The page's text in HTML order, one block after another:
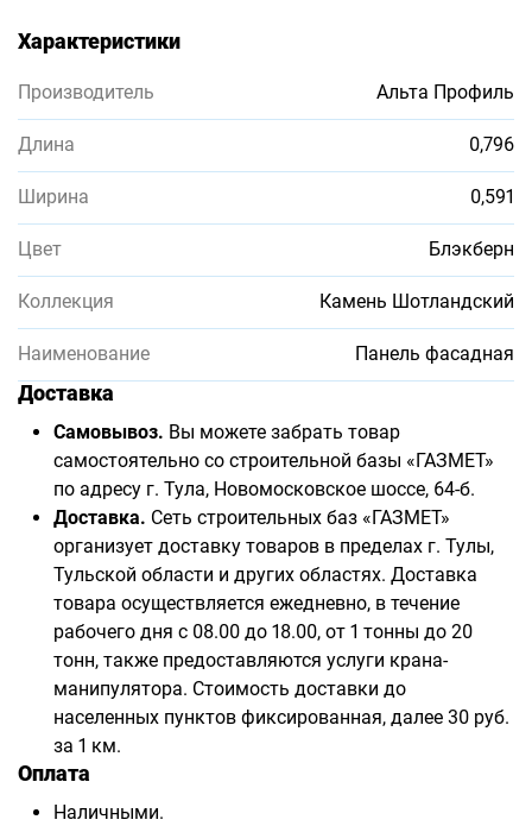
Характеристики
Производитель Альта Профиль
Длина 0,796
Ширина 0,591
Цвет Блэкберн
Коллекция Камень Шотландский
Наименование Панель фасадная
Доставка
Самовывоз. Вы можете забрать товар
самостоятельно со строительной базы «ГАЗМЕТ»
по адресу г. Тула, Новомосковское шоссе, 64-б.
Доставка. Сеть строительных баз «ГАЗМЕТ»
организует доставку товаров в пределах г. Тулы,
Тульской области и других областях. Доставка
товара осуществляется ежедневно, в течение
рабочего дня с 08.00 до 18.00, от 1 тонны до 20
тонн, также предоставляются услуги крана-
манипулятора. Стоимость доставки до
населенных пунктов фиксированная, далее 30 руб.
за 1 км.
Оплата
Наличными.